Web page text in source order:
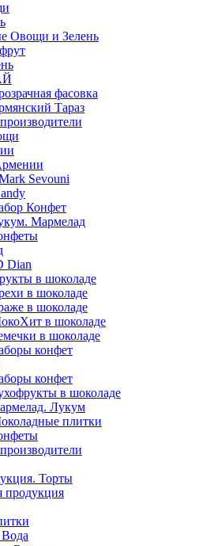
Овощи и Зелень
фасовка
Тараз
Sevouni
Конфет
Мармелад
Dian
в шоколаде
в шоколаде
в шоколаде
в шоколаде
в шоколаде
конфет
конфет
в шоколаде
Лукум
плитки
Торты
продукция